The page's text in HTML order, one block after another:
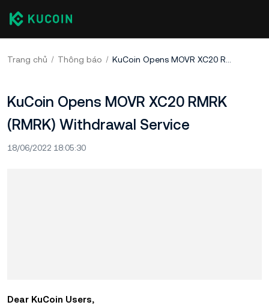
Trang chủ Thông báo KuCoin Opens MOVR XC20 RMRK (RMRK) Withdrawal Service
KuCoin Opens MOVR XC20 RMRK
(RMRK) Withdrawal Service
18/06/2022 18:05:30
Dear KuCoin Users,